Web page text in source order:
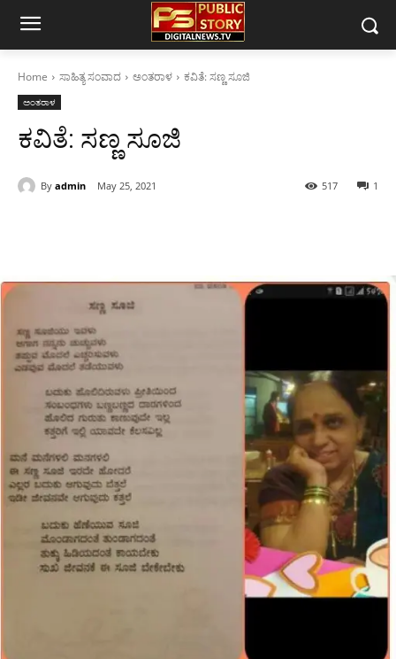
Home ಸಾಹಿತ್ಯ ಸಂವಾದ ಅಂತರಾಳ ಕವಿತೆ: ಸಣ್ಣ ಸೂಜಿ
ಅಂತರಾಳ
ಕವಿತೆ: ಸಣ್ಣ ಸೂಜಿ
By admin May 25, 2021 1
517